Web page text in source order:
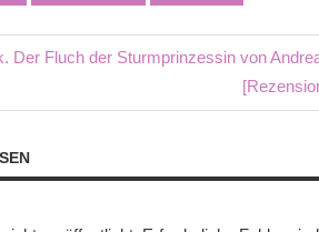
Der Fluch der Sturmprinzessin von
Nächster
Beitrag: